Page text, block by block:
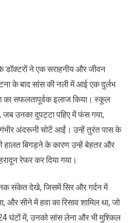
डॉक्टरों ने एक सराहनीय और जीवन
के बाद सांस की नली में आई एक दुर्लभ
का सफलतापूर्वक इलाज किया। स्कूल
जब उनका दुपट्टा पहिए में फंस गया,
अंदरूनी चोटें आईं। उन्हें तुरंत पास के
हालत बिगड़ने के कारण उन्हें बेहतर और
रेफर कर दिया गया।
संकेत देखे, जिसमें सिर और गर्दन में
और सीने में हवा का रिसाव शामिल था, जो
घंटों में, उनको सांस लेना और भी मुश्किल